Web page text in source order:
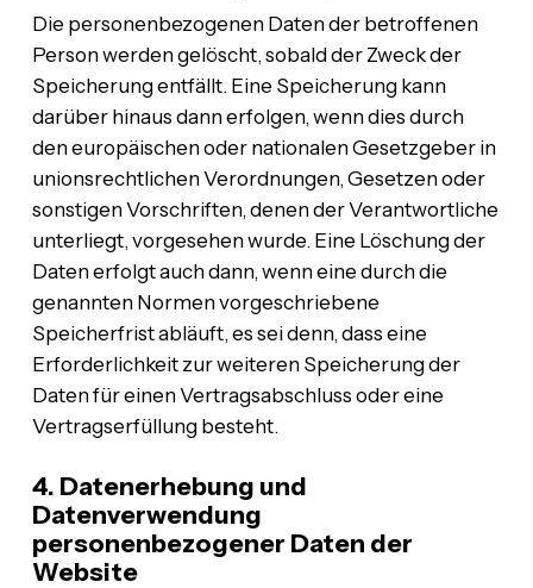
Die personenbezogenen Daten der betroffenen
Person werden gelöscht, sobald der Zweck der
Speicherung entfällt. Eine Speicherung kann
darüber hinaus dann erfolgen, wenn dies durch
den europäischen oder nationalen Gesetzgeber in
unionsrechtlichen Verordnungen, Gesetzen oder
sonstigen Vorschriften, denen der Verantwortliche
unterliegt, vorgesehen wurde. Eine Löschung der
Daten erfolgt auch dann, wenn eine durch die
genannten Normen vorgeschriebene
Speicherfrist abläuft, es sei denn, dass eine
Erforderlichkeit zur weiteren Speicherung der
Daten für einen Vertragsabschluss oder eine
Vertragserfüllung besteht.
4. Datenerhebung und
Datenverwendung
personenbezogener Daten der
Website